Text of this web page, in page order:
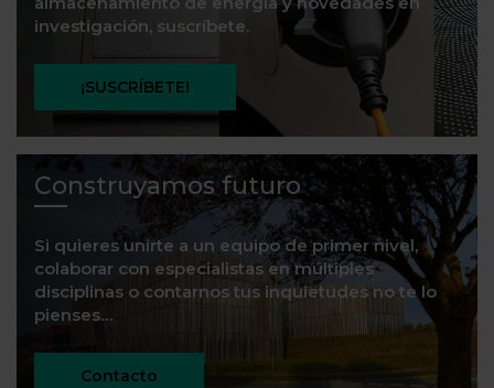
investigación, suscríbete.
¡SUSCRÍBETE!
Construyamos futuro
Si quieres unirte a un equipo de primer nivel,
colaborar con especialistas en múltiples
disciplinas o contarnos tus inquietudes no te lo
pienses…
Contacto